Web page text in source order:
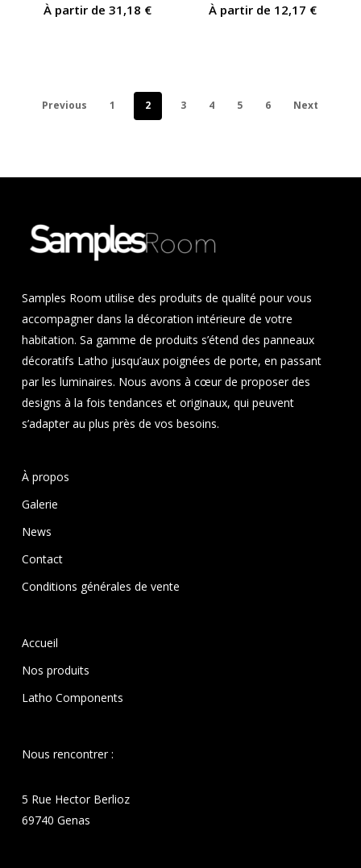
À partir de31,18 € À partir de 12,17 €
Previous 1 2 3 4 5 6 Next
Samples Room utilise des produits de qualité pour vous
accompagner dans la décoration intérieure de votre
habitation. Sa gamme de produits s’étend des panneaux
décoratifs Latho jusqu’aux poignées de porte, en passant
par les luminaires. Nous avons à cœur de proposer des
designs à la fois tendances et originaux, qui peuvent
s’adapter au plus près de vos besoins.
À propos
Galerie
News
Contact
Conditions générales de vente
Accueil
Nos produits
Latho Components
Nous rencontrer :
5 Rue Hector Berlioz
69740 Genas